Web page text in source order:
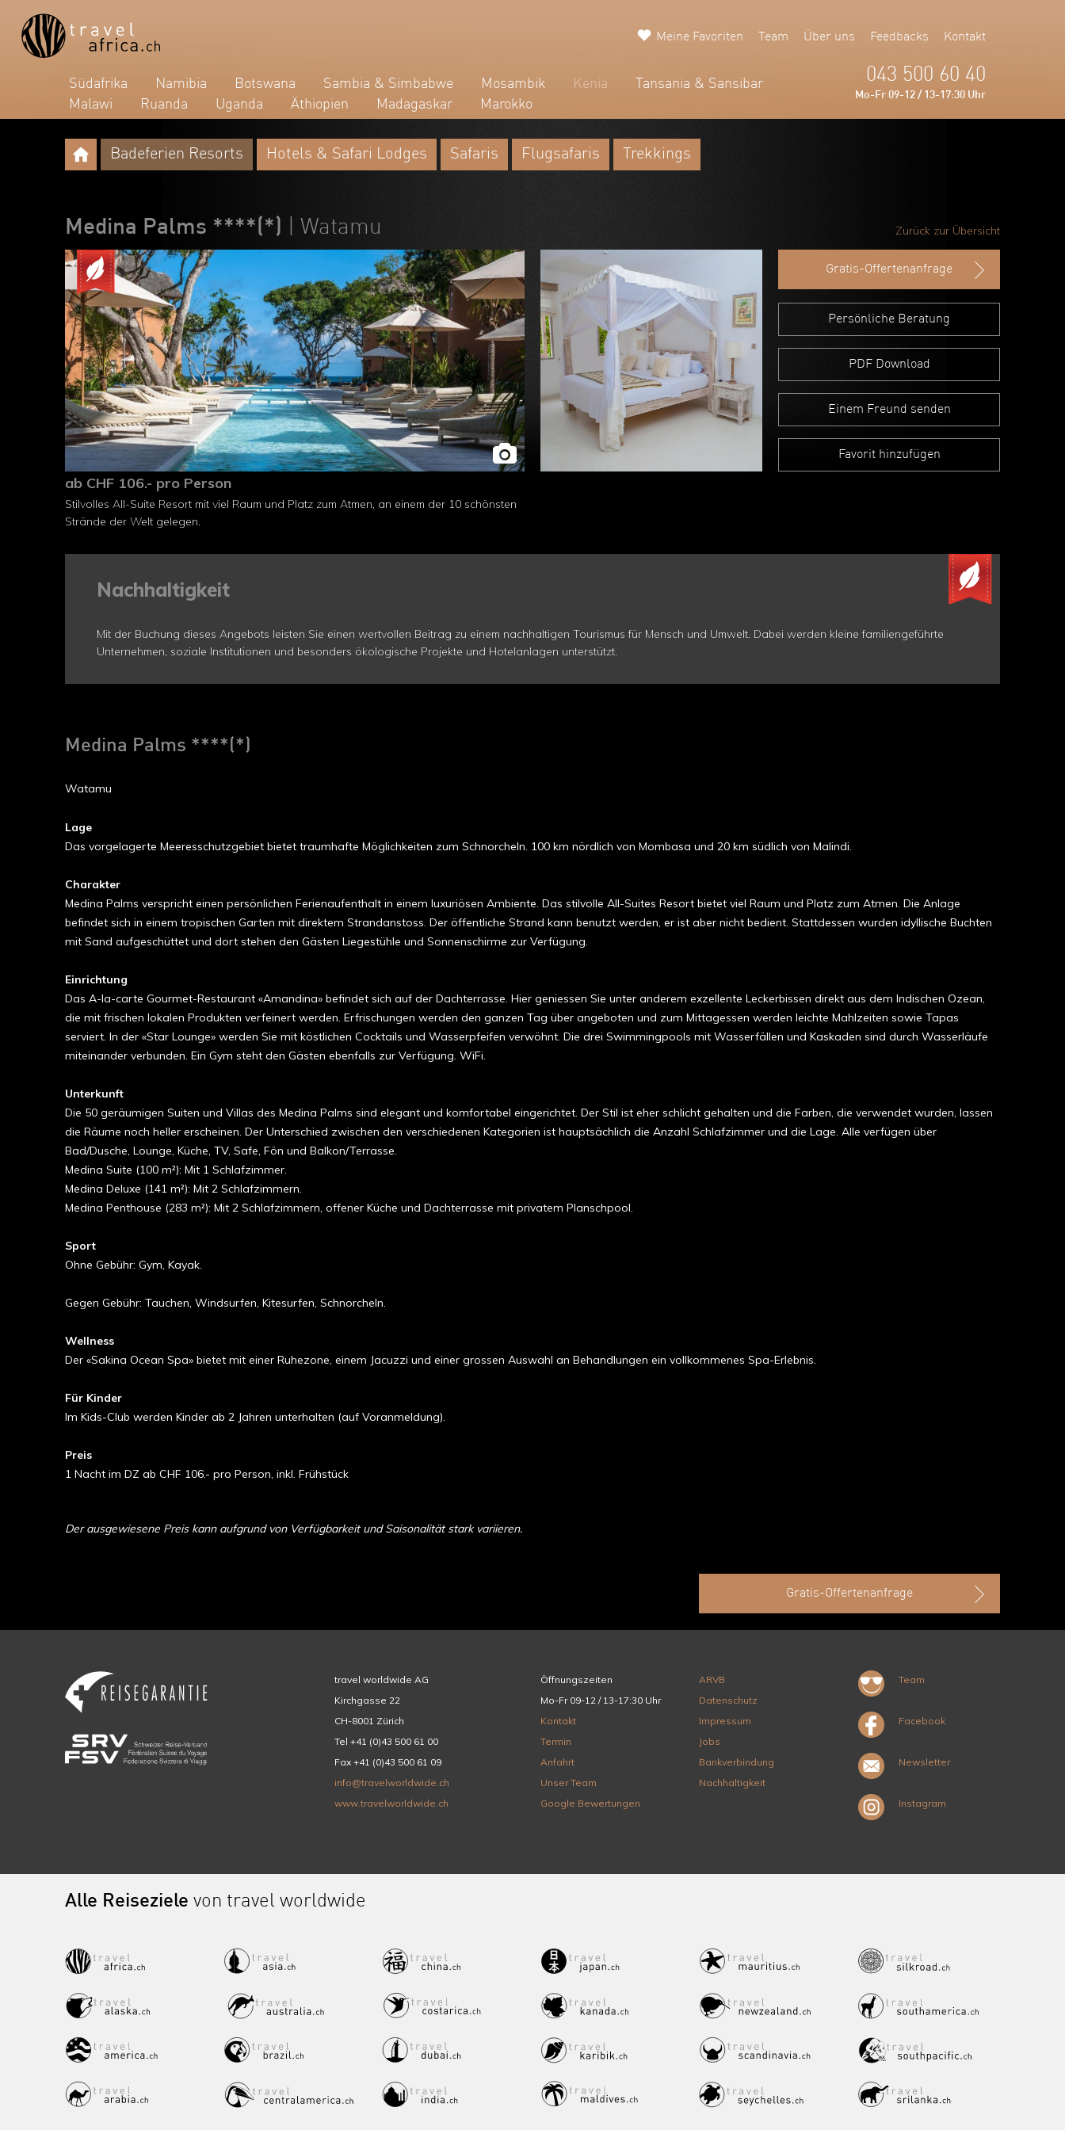
Südafrika Namibia Botswana Sambia & Simbabwe Mosambik Kenia
Tansania & Sansibar
Malawi
Ruanda Uganda Äthiopien Madagaskar Marokko
Meine Favoriten Team Über uns Feedbacks Kontakt
043 500 60 40
Mo-Fr 09-12 / 13-17:30 Uhr
Badeferien Resorts Hotels & Safari Lodges Safaris Flugsafaris Trekkings
Zurück zur Übersicht
Medina Palms ****(*) | Watamu
Gratis-Offertenanfrage
Persönliche Beratung
PDF Download
Einem Freund senden
Favorit hinzufügen
ab CHF 106.- pro Person
Stilvolles All-Suite Resort mit viel Raum und Platz zum Atmen, an einem der 10 schönsten
Strände der Welt gelegen.
Nachhaltigkeit
Mit der Buchung dieses Angebots leisten Sie einen wertvollen Beitrag zu einem nachhaltigen Tourismus für Mensch und Umwelt. Dabei werden kleine familiengeführte
Unternehmen, soziale Institutionen und besonders ökologische Projekte und Hotelanlagen unterstützt.
Medina Palms ****(*)
Watamu
Lage
Das vorgelagerte Meeresschutzgebiet bietet traumhafte Möglichkeiten zum Schnorcheln. 100 km nördlich von Mombasa und 20 km südlich von Malindi.
Charakter
Medina Palms verspricht einen persönlichen Ferienaufenthalt in einem luxuriösen Ambiente. Das stilvolle All-Suites Resort bietet viel Raum und Platz zum Atmen. Die Anlage
befindet sich in einem tropischen Garten mit direktem Strandanstoss. Der öffentliche Strand kann benutzt werden, er ist aber nicht bedient. Stattdessen wurden idyllische Buchten
mit Sand aufgeschüttet und dort stehen den Gästen Liegestühle und Sonnenschirme zur Verfügung.
Einrichtung
Das A-la-carte Gourmet-Restaurant «Amandina» befindet sich auf der Dachterrasse. Hier geniessen Sie unter anderem exzellente Leckerbissen direkt aus dem Indischen Ozean,
die mit frischen lokalen Produkten verfeinert werden. Erfrischungen werden den ganzen Tag über angeboten und zum Mittagessen werden leichte Mahlzeiten sowie Tapas
serviert. In der «Star Lounge» werden Sie mit köstlichen Cocktails und Wasserpfeifen verwöhnt. Die drei Swimmingpools mit Wasserfällen und Kaskaden sind durch Wasserläufe
miteinander verbunden. Ein Gym steht den Gästen ebenfalls zur Verfügung. WiFi.
Unterkunft
Die 50 geräumigen Suiten und Villas des Medina Palms sind elegant und komfortabel eingerichtet. Der Stil ist eher schlicht gehalten und die Farben, die verwendet wurden, lassen
die Räume noch heller erscheinen. Der Unterschied zwischen den verschiedenen Kategorien ist hauptsächlich die Anzahl Schlafzimmer und die Lage. Alle verfügen über
Bad/Dusche, Lounge, Küche, TV, Safe, Fön und Balkon/Terrasse.
Medina Suite (100 m²): Mit 1 Schlafzimmer.
Medina Deluxe (141 m²): Mit 2 Schlafzimmern.
Medina Penthouse (283 m²): Mit 2 Schlafzimmern, offener Küche und Dachterrasse mit privatem Planschpool.
Sport
Ohne Gebühr: Gym, Kayak.
Gegen Gebühr: Tauchen, Windsurfen, Kitesurfen, Schnorcheln.
Wellness
Der «Sakina Ocean Spa» bietet mit einer Ruhezone, einem Jacuzzi und einer grossen Auswahl an Behandlungen ein vollkommenes Spa-Erlebnis.
Für Kinder
Im Kids-Club werden Kinder ab 2 Jahren unterhalten (auf Voranmeldung).
Preis
1 Nacht im DZ ab CHF 106.- pro Person, inkl. Frühstück
Der ausgewiesene Preis kann aufgrund von Verfügbarkeit und Saisonalität stark variieren.
Gratis-Offertenanfrage
travel worldwide AG
Kirchgasse 22
CH-8001 Zürich
Tel +41 (0)43 500 61 00
Fax +41 (0)43 500 61 09
info@travelworldwide.ch
www.travelworldwide.ch
Öffnungszeiten
Mo-Fr 09-12 / 13-17:30 Uhr
Kontakt
Termin
Anfahrt
Unser Team
Google Bewertungen
ARVB
Datenschutz
Impressum
Jobs
Bankverbindung
Nachhaltigkeit
Team
Facebook
Newsletter
Instagram
Alle Reiseziele von travel worldwide